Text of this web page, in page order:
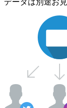
データは別途お